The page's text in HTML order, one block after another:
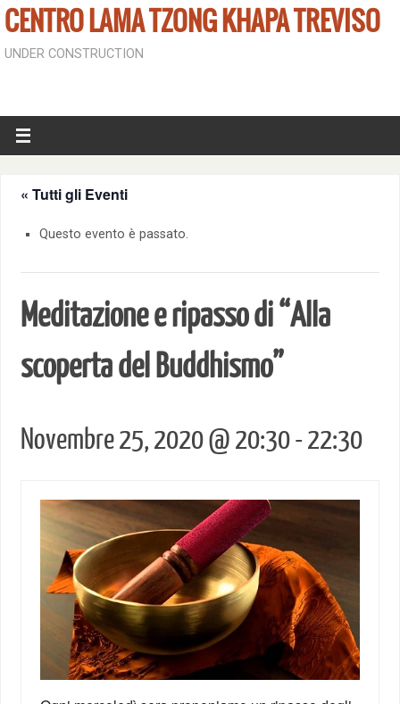
CENTRO LAMA TZONG KHAPA TREVISO
UNDER CONSTRUCTION
« Tutti gli Eventi
Questo evento è passato.
Meditazione e ripasso di “Alla
scoperta del Buddhismo”
Novembre 25, 2020 @ 20:30-22:30